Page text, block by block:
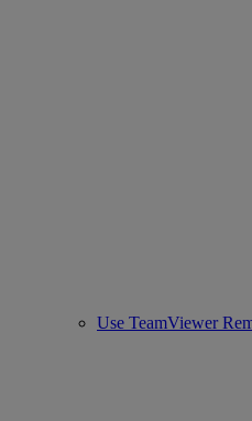
Use TeamViewer